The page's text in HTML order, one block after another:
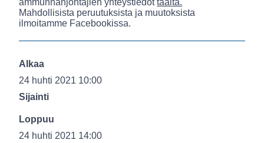
ammunnanjohtajien yhteystiedottäältä.
Mahdollisista peruutuksista ja muutoksista
ilmoitamme Facebookissa.
Alkaa
24 huhti 2021 10:00
Sijainti
Loppuu
24 huhti 2021 14:00